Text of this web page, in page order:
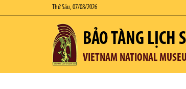
Thứ Sáu, 07/08/2026
BẢO TÀNG LỊCH
VIETNAM NATIONAL